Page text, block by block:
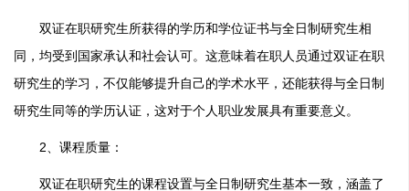
双证在职研究生所获得的学历和学位证书与全日制研究生相
同，均受到国家承认和社会认可。这意味着在职人员通过双证在职
研究生的学习，不仅能够提升自己的学术水平，还能获得与全日制
研究生同等的学历认证，这对于个人职业发展具有重要意义。
2、课程质量：
双证在职研究生的课程设置与全日制研究生基本一致，涵盖了